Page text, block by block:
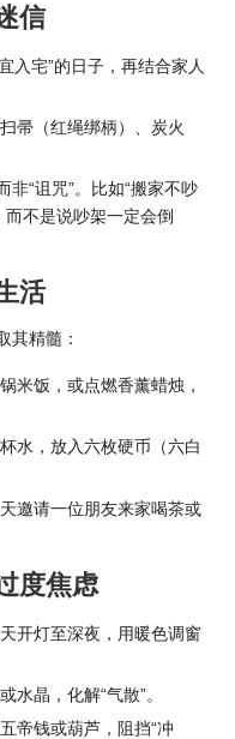
信
入宅”的日子，再结合家人
帚（红绳绑柄）、炭火
非“诅咒”。比如“搬家不吵
不是说吵架一定会倒
活
其精髓：
米饭，或点燃香薰蜡烛，
水，放入六枚硬币（六白
邀请一位朋友来家喝茶或
度焦虑
开灯至深夜，用暖色调窗
水晶，化解“气散”。
帝钱或葫芦，阻挡“冲